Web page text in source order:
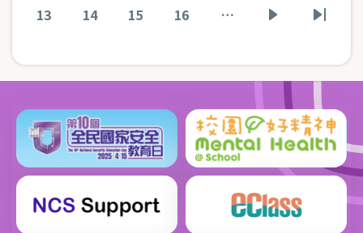
page
page
前
頁
13
頁
14
頁
15
頁
16 …
頁
Last